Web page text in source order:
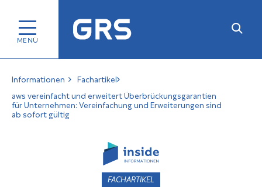
Informationen
Fachartikel
aws vereinfacht und erweitert Überbrückungsgarantien
für Unternehmen: Vereinfachung und Erweiterungen sind
ab sofort gültig
FACHARTIKEL